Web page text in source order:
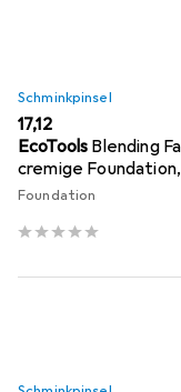
Schminkpinsel
EUR
17,12
EcoTools Blending
cremige
Foundation